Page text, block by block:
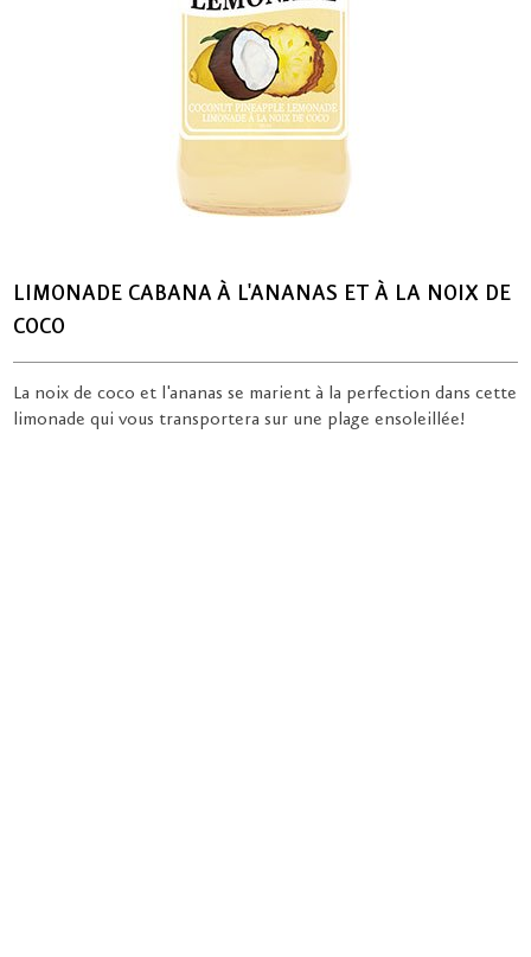
LIMONADE CABANA À L'ANANAS ET À LA NOIX DE
COCO
La noix de coco et l'ananas se marient à la perfection dans cette
limonade qui vous transportera sur une plage ensoleillée!